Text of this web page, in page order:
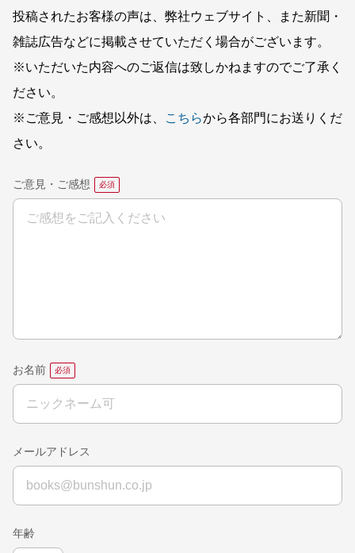
投稿されたお客様の声は、弊社ウェブサイト、また新聞・
雑誌広告などに掲載させていただく場合がございます。
※いただいた内容へのご返信は致しかねますのでご了承く
ださい。
※ご意見・ご感想以外は、
こちらから各部門にお送りくだ
さい。
ご意見・ご感想
お名前
メールアドレス
年齢